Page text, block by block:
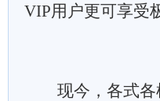
VIP用户更可享受
现今，各式各